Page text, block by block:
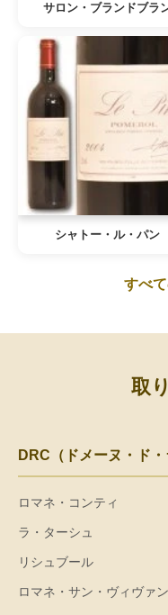
サロン・ブランドブラ
シャトー・ル・パン
すべ
取
DRC（ドメーヌ・ド
ロマネ・コンティ
ラ・ターシュ
リシュブール
ロマネ・サン・ヴィヴァン